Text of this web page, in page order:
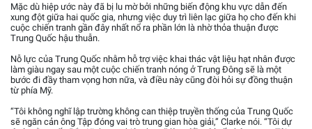
Mặc dù hiệp ước này đã bị lu mờ bởi những biến động khu vực dẫn đến
xung đột giữa hai quốc gia, nhưng việc duy trì liên lạc giữa họ cho đến khi
cuộc chiến tranh gần đây nhất nổ ra phần lớn là nhờ thỏa thuận được
Trung Quốc hậu thuẫn.
Nỗ lực của Trung Quốc nhằm hỗ trợ việc khai thác vật liệu hạt nhân được
làm giàu ngay sau một cuộc chiến tranh nóng ở Trung Đông sẽ là một
bước đi đầy tham vọng hơn nữa, và điều này cũng đòi hỏi sự đồng thuận
từ phía Mỹ.
“Tôi không nghĩ lập trường không can thiệp truyền thống của Trung Quốc
sẽ ngăn cản ông Tập đóng vai trò trung gian hòa giải,” Clarke nói. “Tôi dự